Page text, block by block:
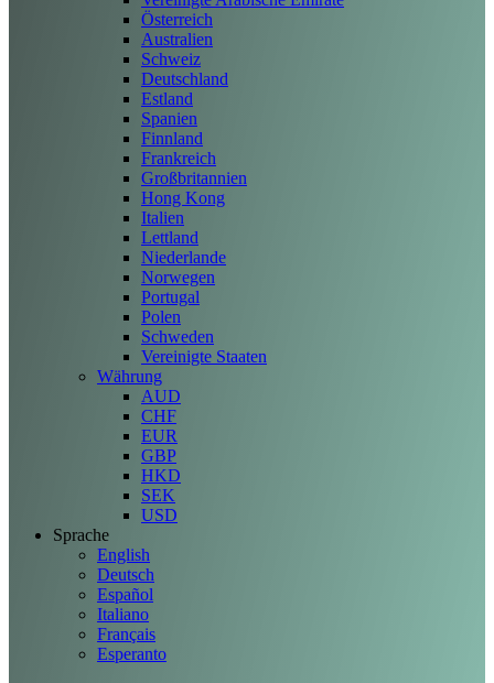
Österreich
Australien
Schweiz
Deutschland
Estland
Spanien
Finnland
Frankreich
Großbritannien
Hong Kong
Italien
Lettland
Niederlande
Norwegen
Portugal
Polen
Schweden
Vereinigte Staaten
Währung
AUD
CHF
EUR
GBP
HKD
SEK
USD
Sprache
English
Deutsch
Español
Italiano
Français
Esperanto